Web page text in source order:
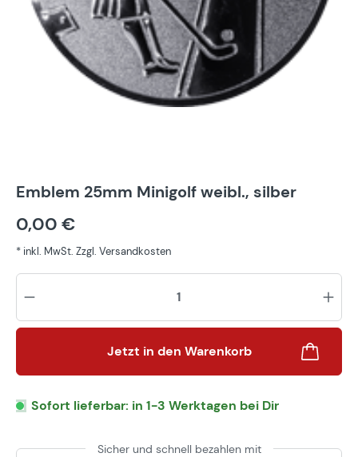
Emblem 25mm Minigolf weibl., silber
0,00 €
* inkl. MwSt. Zzgl. Versandkosten
Jetzt in den Warenkorb
Sofort lieferbar: in 1-3 Werktagen bei Dir
Sicher und schnell bezahlen mit